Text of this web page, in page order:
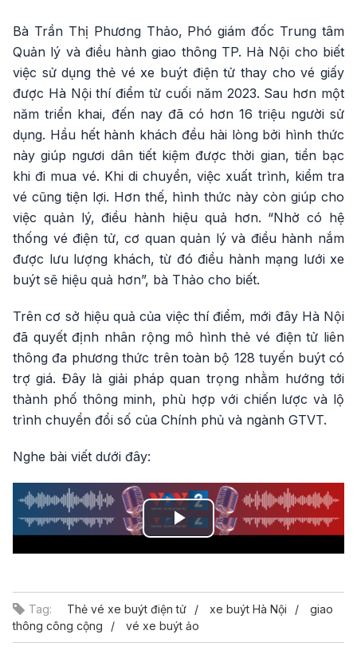
Bà Trần Thị Phương Thảo, Phó giám đốc Trung tâm
Quản lý và điều hành giao thông TP. Hà Nội cho biết
việc sử dụng thẻ vé xe buýt điện tử thay cho vé giấy
được Hà Nội thí điểm từ cuối năm 2023. Sau hơn một
năm triển khai, đến nay đã có hơn 16 triệu người sử
dụng. Hầu hết hành khách đều hài lòng bởi hình thức
này giúp ngươi dân tiết kiệm được thời gian, tiền bạc
khi đi mua vé. Khi di chuyển, việc xuất trình, kiểm tra
vé cũng tiện lợi. Hơn thế, hình thức này còn giúp cho
việc quản lý, điều hành hiệu quả hơn. “Nhờ có hệ
thống vé điện tử, cơ quan quản lý và điều hành nắm
được lưu lượng khách, từ đó điều hành mạng lưới xe
buýt sẽ hiệu quả hơn”, bà Thảo cho biết.
Trên cơ sở hiệu quả của việc thí điểm, mới đây Hà Nội
đã quyết định nhân rộng mô hình thẻ vé điện tử liên
thông đa phương thức trên toàn bộ 128 tuyến buýt có
trợ giá. Đây là giải pháp quan trọng nhằm hướng tới
thành phố thông minh, phù hợp với chiến lược và lộ
trình chuyển đổi số của Chính phủ và ngành GTVT.
Nghe bài viết dưới đây:
Play
Tag: Thẻ vé xe buýt điện tử xe buýt Hà Nội
giao
thông công cộng
vé xe buýt ảo